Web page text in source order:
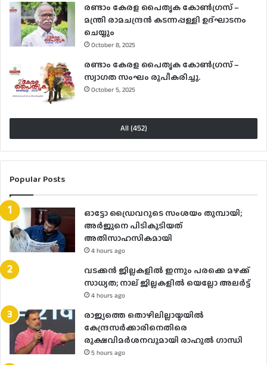
രണ്ടാം കേരള പൈതൃക കോൺഗ്രസ് –
മന്ത്രി രാമചന്ദ്രൻ കടന്നപ്പള്ളി ഉദ്ഘാടനം
ചെയ്യും
October 8, 2025
രണ്ടാം കേരള പൈതൃക കോൺഗ്രസ് –
സ്വാഗത സംഘം രൂപീകരിച്ചു.
October 5, 2025
All (452)
Popular Posts
ഓട്ടോ ഡ്രൈവറുടെ സംശയം തുമ്പായി;
അര്‍ജുനെ പിടികൂടിയത്
അതിസാഹസികമായി
4 hours ago
വടക്കൻ ജില്ലകളിൽ ഇന്നും പരക്കെ മഴക്ക്
സാധ്യത; നാല് ജില്ലകളിൽ യെല്ലോ അലർട്ട്
4 hours ago
രാജ്യത്തെ തൊഴിലില്ലായ്മയിൽ
കേന്ദ്രസർക്കാരിനെതിരെ
രൂക്ഷവിമർശനവുമായി രാഹുൽ ഗാന്ധി
5 hours ago